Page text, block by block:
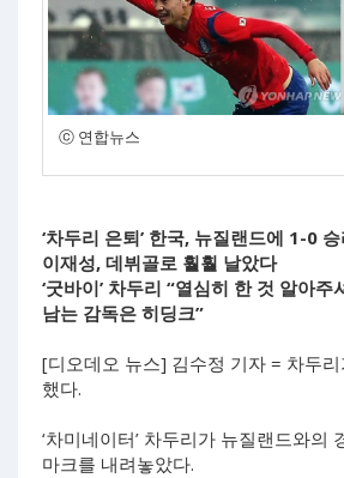
ⓒ 연합뉴스
‘차두리 은퇴’ 한국, 뉴질랜드에 1-0
이재성, 데뷔골로 훨훨 날았다
‘굿바이’ 차두리 “열심히 한 것 알아
남는 감독은 히딩크”
[디오데오 뉴스] 김수정 기자 = 차두
했다.
‘차미네이터’ 차두리가 뉴질랜드와의
마크를 내려놓았다.